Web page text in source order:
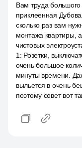
Вам труда большого
приклеенная
сколько раз вам
монтажа квартиры,
чистовых
1 : Розетки,
очень большое
минуты времени.
выльется в очень
поэтому совет вот